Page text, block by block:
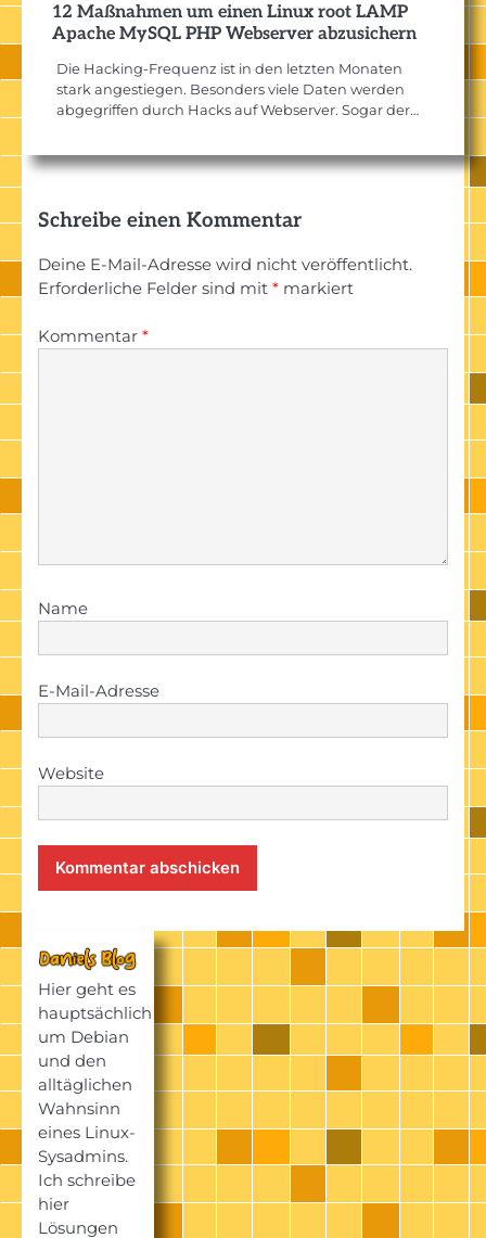
12 Maßnahmen um einen Linux root LAMP
Apache MySQL PHP Webserver abzusichern
Die Hacking-Frequenz ist in den letzten Monaten
stark angestiegen. Besonders viele Daten werden
abgegriffen durch Hacks auf Webserver. Sogar der…
Schreibe einen Kommentar
Deine E-Mail-Adresse wird nicht veröffentlicht.
Erforderliche Felder sind mit * markiert
Kommentar *
Name
E-Mail-Adresse
Website
Hier geht es
hauptsächlich
um Debian
und den
alltäglichen
Wahnsinn
eines Linux-
Sysadmins.
Ich schreibe
hier
Lösungen